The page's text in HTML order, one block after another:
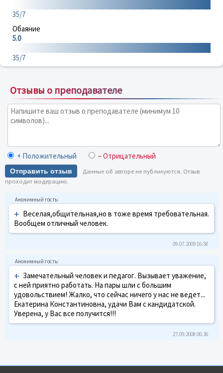
35/7
Обаяние
5.0
35/7
Отзывы о преподавателе
+ Положительный – Отрицательный
Отправить отзыв
Данные об авторе не публикуются. Отзыв
проходит модерацию.
+ Веселая,общительная,но в тоже время требовательная.
Вообщем отличный человек.
09.07.2009 16:58
+ Замечательный человек и педагог. Вызывает уважение,
с ней приятно работать. На пары шли с большим
удовольствием! Жалко, что сейчас ничего у нас не ведет...
Екатерина Константиновна, удачи Вам с кандидатской.
Уверена, у Вас все получится!!!
27.09.2008 06:36